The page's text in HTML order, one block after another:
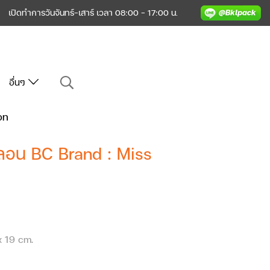
เปิดทำการวันจันทร์-เสาร์ เวลา 08:00 - 17:00 น.
อื่นๆ
น BC Brand : Miss
19 cm.